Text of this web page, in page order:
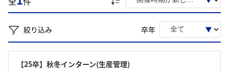
絞り込み 卒年
【25卒】秋冬インターン(生産管理)